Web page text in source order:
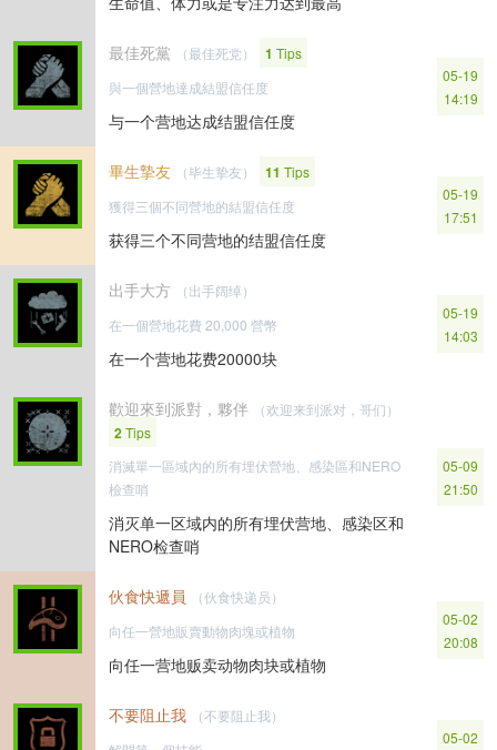
最佳死黨 （最佳死党） 1 Tips
與一個營地達成結盟信任度
与一个营地达成结盟信任度
05-19
14:19
畢生摯友 （毕生挚友） 11 Tips
獲得三個不同營地的結盟信任度
获得三个不同营地的结盟信任度
05-19
17:51
出手大方
（出手阔绰）
在一個營地花費 20,000 營幣
在一个营地花费20000块
05-19
14:03
歡迎來到派對，夥伴 （欢迎来到派对，哥们）
2Tips
消滅單一區域內的所有埋伏營地、感染區和NERO
檢查哨
消灭单一区域内的所有埋伏营地、感染区和
NERO检查哨
05-09
21:50
伙食快遞員
（伙食快递员）
向任一營地販賣動物肉塊或植物
向任一营地贩卖动物肉块或植物
05-02
20:08
不要阻止我
（不要阻止我）
05-02